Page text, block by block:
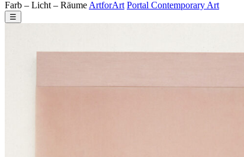
Farb – Licht – Räume ArtforArt Portal Contemporary Art
☰